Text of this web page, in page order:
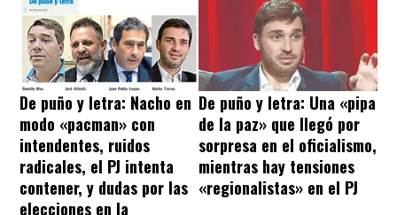
De puño y letra: Nacho en
modo «pacman» con
intendentes, ruidos
radicales, el PJ intenta
contener, y dudas por las
elecciones en la
De puño y letra: Una «pipa
de la paz» que llegó por
sorpresa en el oficialismo,
mientras hay tensiones
«regionalistas» en el PJ